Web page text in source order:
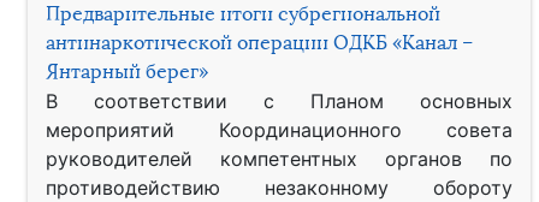
Предварительные итоги субрегиональной
антинаркотической операции ОДКБ «Канал –
Янтарный берег»
В соответствии с Планом основных
мероприятий Координационного совета
руководителей компетентных органов по
противодействию незаконному обороту